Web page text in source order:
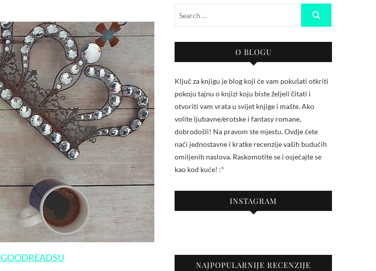
GOODREADSU
O BLOGU
Ključ za knjigu je blog koji će vam pokušati otkriti
pokoju tajnu o knjizi koju biste željeli čitati i
otvoriti vam vrata u svijet knjige i mašte. Ako
volite ljubavne/erotske i fantasy romane,
dobrodošli! Na pravom ste mjestu. Ovdje ćete
naći jednostavne i kratke recenzije vaših budućih
omiljenih naslova. Raskomotite se i osjećajte se
kao kod kuće! :*
INSTAGRAM
NAJPOPULARNIJE RECENZIJE